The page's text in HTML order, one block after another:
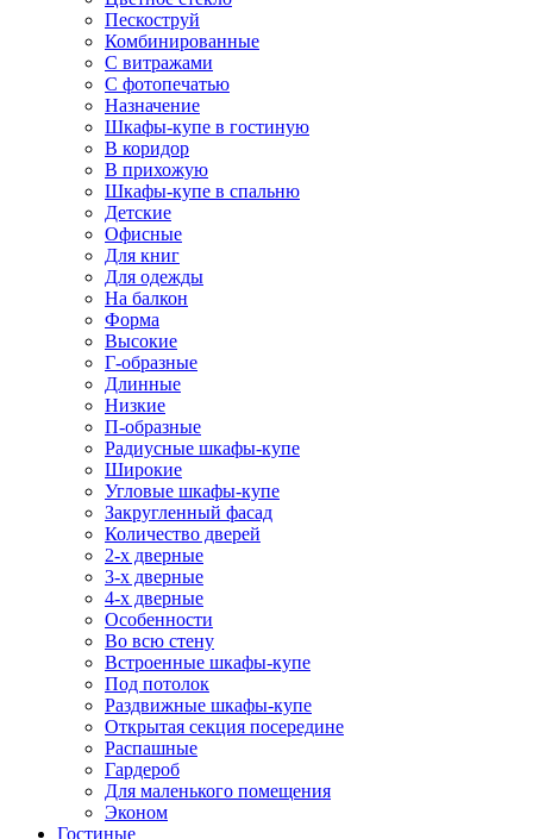
Пескоструй
Комбинированные
С витражами
С фотопечатью
Назначение
Шкафы-купе в гостиную
В коридор
В прихожую
Шкафы-купе в спальню
Детские
Офисные
Для книг
Для одежды
На балкон
Форма
Высокие
Г-образные
Длинные
Низкие
П-образные
Радиусные шкафы-купе
Широкие
Угловые шкафы-купе
Закругленный фасад
Количество дверей
2-х дверные
3-х дверные
4-х дверные
Особенности
Во всю стену
Встроенные шкафы-купе
Под потолок
Раздвижные шкафы-купе
Открытая секция посередине
Распашные
Гардероб
Для маленького помещения
Эконом
Гостиные